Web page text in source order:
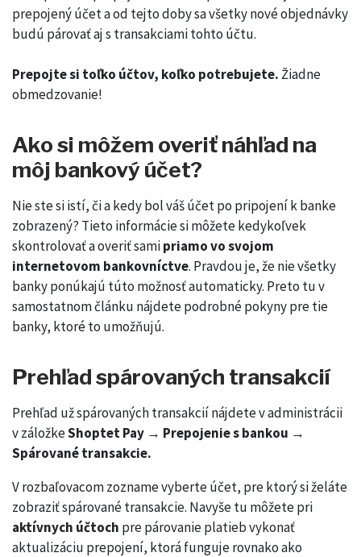
prepojený účet a od tejto doby sa všetky nové objednávky
budú párovať aj s transakciami tohto účtu.
Prepojte si toľko účtov, koľko potrebujete.Žiadne
obmedzovanie!
Ako si môžem overiť náhľad na
môj bankový účet?
Nie ste si istí, či a kedy bol váš účet po pripojení k banke
zobrazený? Tieto informácie si môžete kedykoľvek
skontrolovať a overiť samipriamo vo svojom
internetovom bankovníctve. Pravdou je, že nie všetky
banky ponúkajú túto možnosť automaticky. Preto tu v
samostatnom článku nájdete podrobné pokyny pre tie
banky, ktoré to umožňujú.
Prehľad spárovaných transakcií
Prehľad už spárovaných transakcií nájdete v administrácii
v záložkeShoptet Pay → Prepojenie s bankou →
Spárované transakcie.
V rozbaľovacom zozname vyberte účet, pre ktorý si želáte
zobraziť spárované transakcie. Navyše tu môžete pri
aktívnych účtoch pre párovanie platieb vykonať
aktualizáciu prepojení, ktorá funguje rovnako ako